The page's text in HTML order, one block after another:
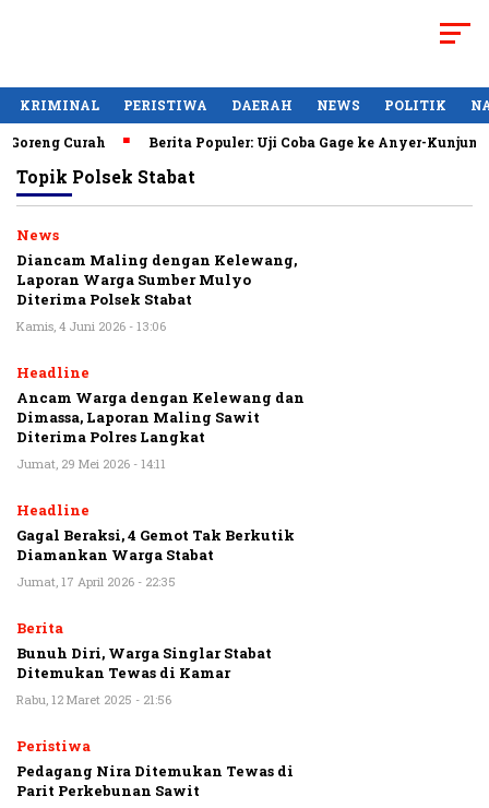
KRIMINAL PERISTIWA DAERAH NEWS POLITIK
Curah Berita Populer: Uji Coba Gage ke Anyer-
Topik Polsek Stabat
News
Diancam Maling dengan Kelewang,
Laporan Warga Sumber Mulyo
Diterima Polsek Stabat
Kamis, 4 Juni 2026 - 13:06
Headline
Ancam Warga dengan Kelewang dan
Dimassa, Laporan Maling Sawit
Diterima Polres Langkat
Jumat, 29 Mei 2026 - 14:11
Headline
Gagal Beraksi, 4 Gemot Tak Berkutik
Diamankan Warga Stabat
Jumat, 17 April 2026 - 22:35
Berita
Bunuh Diri, Warga Singlar Stabat
Ditemukan Tewas di Kamar
Rabu, 12 Maret 2025 - 21:56
Peristiwa
Pedagang Nira Ditemukan Tewas di
Parit Perkebunan Sawit